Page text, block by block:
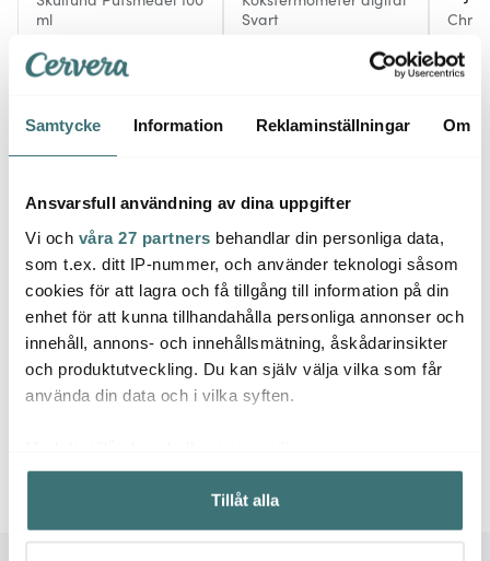
Samtycke Information Reklaminställningar Om
Ansvarsfull användning av dina uppgifter
Vi och våra 27 partners behandlar din personliga data,
som t.ex. ditt IP-nummer, och använder teknologi såsom
cookies för att lagra och få tillgång till information på din
enhet för att kunna tillhandahålla personliga annonser och
innehåll, annons- och innehållsmätning, åskådarinsikter
och produktutveckling. Du kan själv välja vilka som får
använda din data och i vilka syften.
Samla in information om din geografiska plats som
kan ha en noggrannhet på upp till flera meter
Identifiera din enhet genom att aktivt skanna den för
Tillåt alla
ml
300 kr
Svart
50 kr
Låt dig inspireras av våra kunder
Relaterade sidor